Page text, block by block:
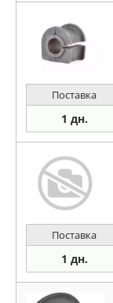
Поставка
1 дн.
Поставка
1 дн.